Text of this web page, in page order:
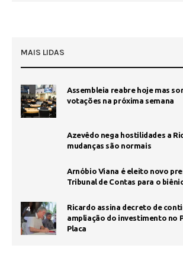
MAIS LIDAS
1
Assembleia reabre hoje mas
votações na próxima semana
Azevêdo nega hostilidades a
mudanças são normais
Arnóbio Viana é eleito novo
Tribunal de Contas para o
4
Ricardo assina decreto de
ampliação do investimento no
Placa